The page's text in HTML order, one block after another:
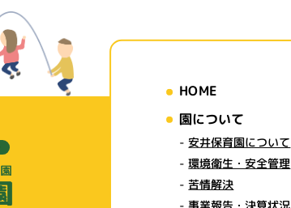
HOME
園について
安井保育園について
環境衛生・安全管理
苦情解決